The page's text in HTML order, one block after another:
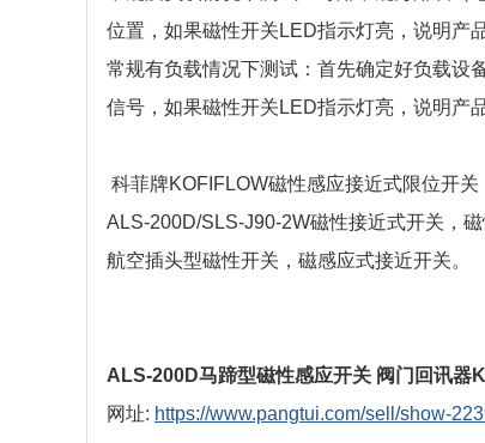
位置，如果磁性开关LED指示灯亮，说明产
常规有负载情况下测试：首先确定好负载设
信号，如果磁性开关LED指示灯亮，说明产
科菲牌KOFIFLOW磁性感应接近式限位开关
ALS-200D/SLS-J90-2W磁性接近式开关，
航空插头型磁性开关，磁感应式接近开关。
ALS-200D马蹄型磁性感应开关 阀门回讯器
网址: https://www.pangtui.com/sell/show-